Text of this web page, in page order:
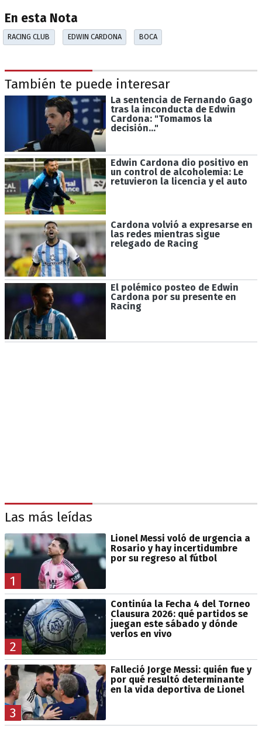
En esta Nota
RACING CLUB EDWIN CARDONA BOCA
También te puede interesar
La sentencia de Fernando Gago
tras la inconducta de Edwin
Cardona: "Tomamos la
decisión..."
Edwin Cardona dio positivo en
un control de alcoholemia: Le
retuvieron la licencia y el auto
Cardona volvió a expresarse en
las redes mientras sigue
relegado de Racing
El polémico posteo de Edwin
Cardona por su presente en
Racing
Las más leídas
1
Lionel Messi voló de urgencia a
Rosario y hay incertidumbre
por su regreso al fútbol
2
Continúa la Fecha 4 del Torneo
Clausura 2026: qué partidos se
juegan este sábado y dónde
verlos en vivo
3
Falleció Jorge Messi: quién fue y
por qué resultó determinante
en la vida deportiva de Lionel